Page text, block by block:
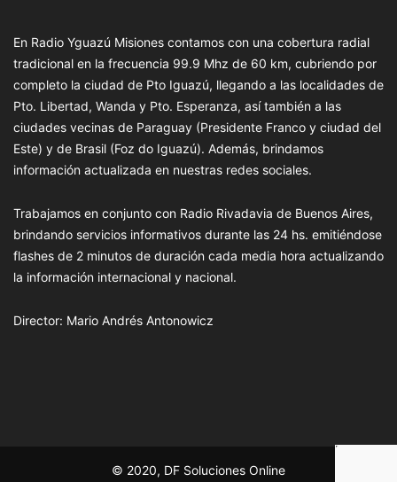
En Radio Yguazú Misiones contamos con una cobertura radial
tradicional en la frecuencia 99.9 Mhz de 60 km, cubriendo por
completo la ciudad de Pto Iguazú, llegando a las localidades de
Pto. Libertad, Wanda y Pto. Esperanza, así también a las
ciudades vecinas de Paraguay (Presidente Franco y ciudad del
Este) y de Brasil (Foz do Iguazú). Además, brindamos
información actualizada en nuestras redes sociales.
Trabajamos en conjunto con Radio Rivadavia de Buenos Aires,
brindando servicios informativos durante las 24 hs. emitiéndose
flashes de 2 minutos de duración cada media hora actualizando
la información internacional y nacional.
Director: Mario Andrés Antonowicz
© 2020, DF Soluciones Online